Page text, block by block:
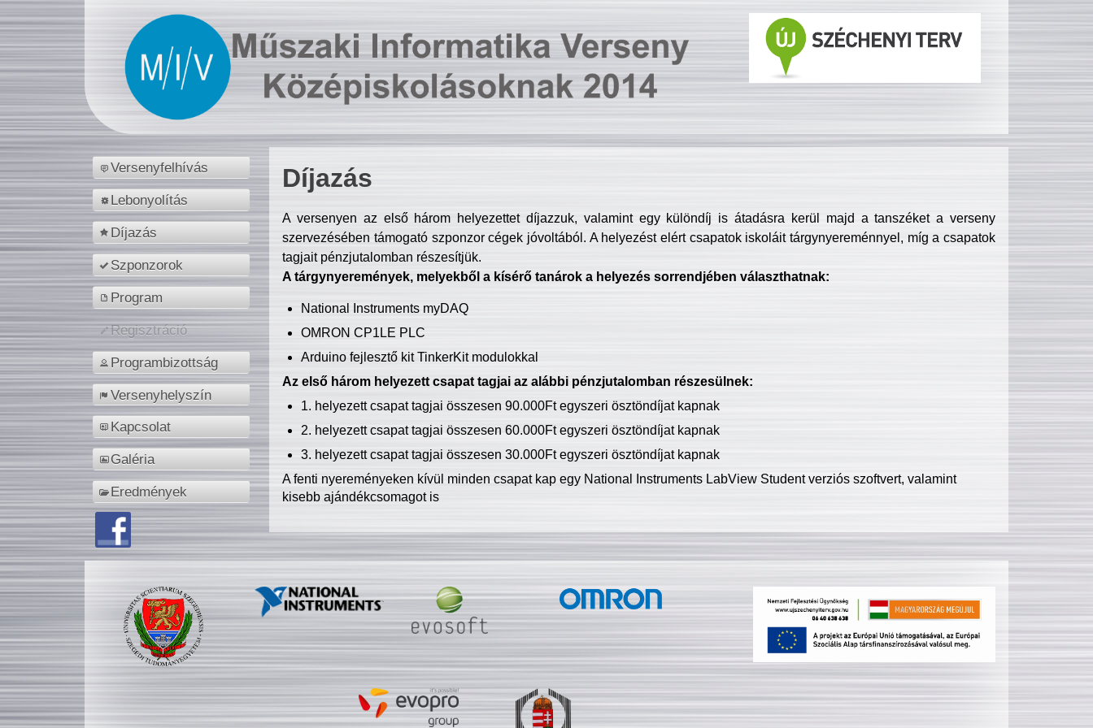
Versenyfelhívás
Lebonyolítás
Díjazás
Szponzorok
Program
Regisztráció
Programbizottság
Versenyhelyszín
Kapcsolat
Galéria
Eredmények
Díjazás
A versenyen az első három helyezettet díjazzuk, valamint egy különdíj is átadásra kerül majd a tanszéket a verseny
szervezésében támogató szponzor cégek jóvoltából. A helyezést elért csapatok iskoláit tárgynyereménnyel, míg a csapatok
tagjait pénzjutalomban részesítjük.
A tárgynyeremények, melyekből a kísérő tanárok a helyezés sorrendjében választhatnak:
National Instruments myDAQ
OMRON CP1LE PLC
Arduino fejlesztő kit TinkerKit modulokkal
Az első három helyezett csapat tagjai az alábbi pénzjutalomban részesülnek:
1. helyezett csapat tagjai összesen 90.000Ft egyszeri ösztöndíjat kapnak
2. helyezett csapat tagjai összesen 60.000Ft egyszeri ösztöndíjat kapnak
3. helyezett csapat tagjai összesen 30.000Ft egyszeri ösztöndíjat kapnak
A fenti nyereményeken kívül minden csapat kap egy National Instruments LabView Student verziós szoftvert, valamint
kisebb ajándékcsomagot is